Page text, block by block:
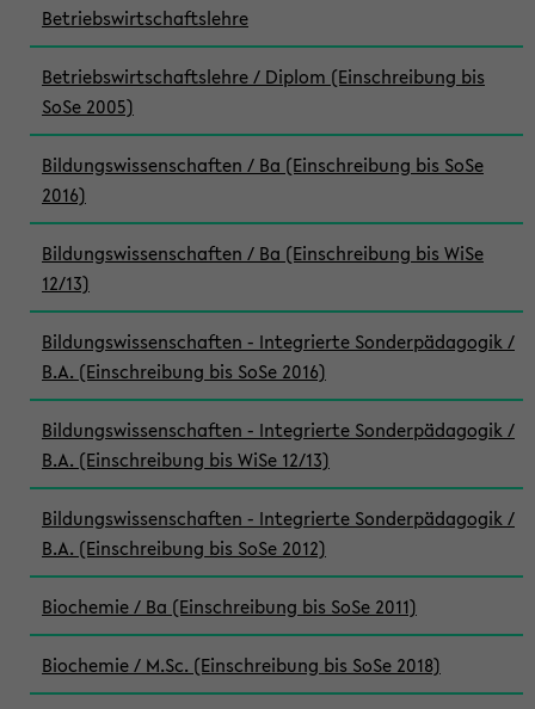
Betriebswirtschaftslehre
Betriebswirtschaftslehre / Diplom (Einschreibung bis
SoSe 2005)
Bildungswissenschaften / Ba (Einschreibung bis SoSe
2016)
Bildungswissenschaften / Ba (Einschreibung bis WiSe
12/13)
Bildungswissenschaften - Integrierte Sonderpädagogik /
B.A. (Einschreibung bis SoSe 2016)
Bildungswissenschaften - Integrierte Sonderpädagogik /
B.A. (Einschreibung bis WiSe 12/13)
Bildungswissenschaften - Integrierte Sonderpädagogik /
B.A. (Einschreibung bis SoSe 2012)
Biochemie / Ba (Einschreibung bis SoSe 2011)
Biochemie / M.Sc. (Einschreibung bis SoSe 2018)